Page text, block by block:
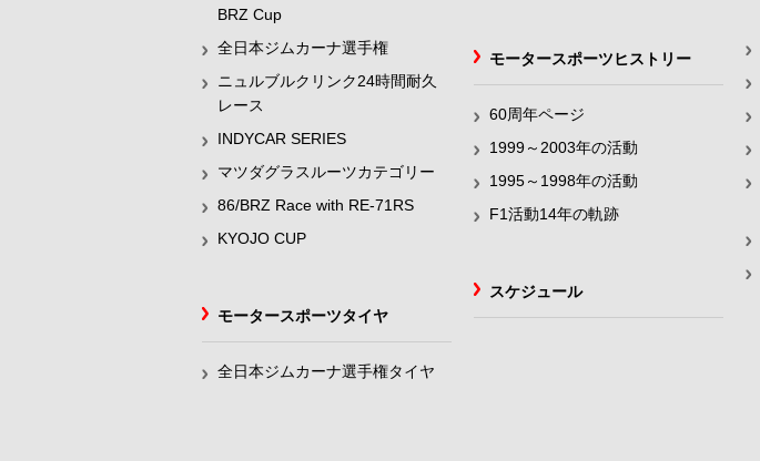
BRZ Cup
全日本ジムカーナ選手権
ニュルブルクリンク24時間耐久
レース
INDYCAR SERIES
マツダグラスルーツカテゴリー
86/BRZ Race with RE-71RS
KYOJO CUP
モータースポーツヒストリー
60周年ページ
1999～2003年の活動
1995～1998年の活動
F1活動14年の軌跡
スケジュール
モータースポーツタイヤ
全日本ジムカーナ選手権タイヤ